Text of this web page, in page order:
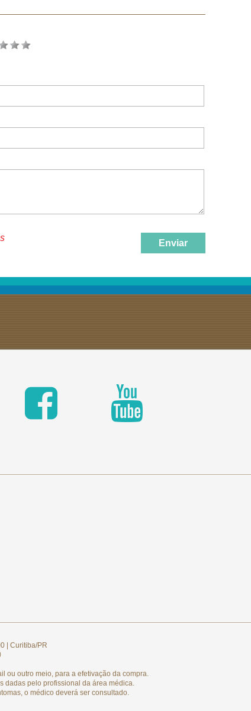
Enviar
| Curitiba/PR
ou outro meio, para a efetivação da compra.
dadas pelo profissional da área médica.
o médico deverá ser consultado.